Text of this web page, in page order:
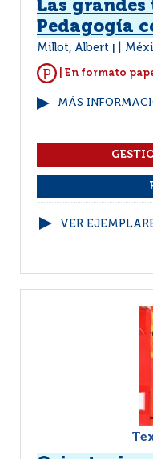
Las grandes
Pedagogía
Millot, Albert
| En formato
MÁS
VER